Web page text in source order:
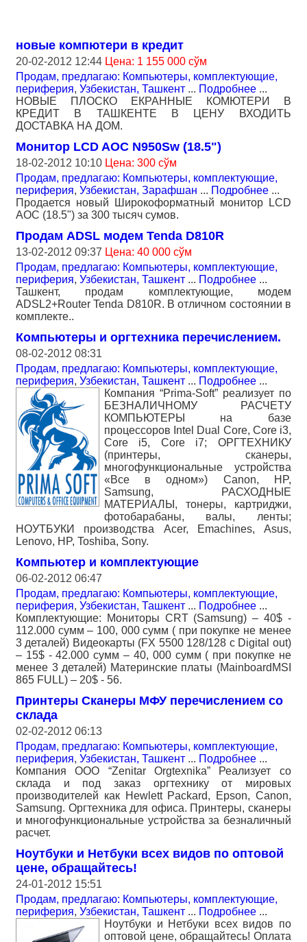
новые компютери в кредит
20-02-2012 12:44 Цена: 1 155 000 сўм
Продам, предлагаю: Компьютеры, комплектующие,
периферия, Узбекистан, Ташкент ... Подробнее ...
НОВЫЕ ПЛОСКО ЕКРАННЫЕ КОМЮТЕРИ В
КРЕДИТ В ТАШКЕНТЕ В ЦЕНУ ВХОДИТЬ
ДОСТАВКА НА ДОМ.
Монитор LCD AOC N950Sw (18.5")
18-02-2012 10:10 Цена: 300 сўм
Продам, предлагаю: Компьютеры, комплектующие,
периферия, Узбекистан, Зарафшан ... Подробнее ...
Продается новый Широкоформатный монитор LCD
AOC (18.5") за 300 тысяч сумов.
Продам ADSL модем Tenda D810R
13-02-2012 09:37 Цена: 40 000 сўм
Продам, предлагаю: Компьютеры, комплектующие,
периферия, Узбекистан, Ташкент ... Подробнее ...
Ташкент, продам комплектующие, модем
ADSL2+Router Tenda D810R. В отличном состоянии в
комплекте..
Компьютеры и оргтехника перечислением.
08-02-2012 08:31
Продам, предлагаю: Компьютеры, комплектующие,
периферия, Узбекистан, Ташкент ... Подробнее ...
Компания “Prima-Soft” реализует по
БЕЗНАЛИЧНОМУ РАСЧЕТУ
КОМПЬЮТЕРЫ на базе
процессоров Intel Dual Core, Core i3,
Core i5, Core i7; ОРГТЕХНИКУ
(принтеры, сканеры,
многофункциональные устройства
«Все в одном») Canon, HP,
Samsung, РАСХОДНЫЕ
МАТЕРИАЛЫ, тонеры, картриджи,
фотобарабаны, валы, ленты;
НОУТБУКИ производства Acer, Emachines, Asus,
Lenovo, HP, Toshiba, Sony.
Компьютер и комплектующие
06-02-2012 06:47
Продам, предлагаю: Компьютеры, комплектующие,
периферия, Узбекистан, Ташкент ... Подробнее ...
Комплектующие: Мониторы CRT (Samsung) – 40$ -
112.000 сумм – 100, 000 сумм ( при покупке не менее
3 деталей) Видеокарты (FX 5500 128/128 c Digital out)
– 15$ - 42.000 сумм – 40, 000 сумм ( при покупке не
менее 3 деталей) Материнские платы (MainboardMSI
865 FULL) – 20$ - 56.
Принтеры Сканеры МФУ перечислением со
склада
02-02-2012 06:13
Продам, предлагаю: Компьютеры, комплектующие,
периферия, Узбекистан, Ташкент ... Подробнее ...
Компания OOO “Zenitar Orgtexnika” Реализует со
склада и под заказ оргтехнику от мировых
производителей как Hewlett Packard, Epson, Canon,
Samsung. Оргтехника для офиса. Принтеры, сканеры
и многофункциональные устройства за безналичный
расчет.
Ноутбуки и Нетбуки всех видов по оптовой
цене, обращайтесь!
24-01-2012 15:51
Продам, предлагаю: Компьютеры, комплектующие,
периферия, Узбекистан, Ташкент ... Подробнее ...
Ноутбуки и Нетбуки всех видов по
оптовой цене, обращайтесь! Оплата